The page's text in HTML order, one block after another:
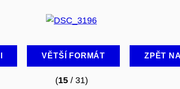
VĚTŠÍ FORMÁT ZPĚT
(15/ 31)